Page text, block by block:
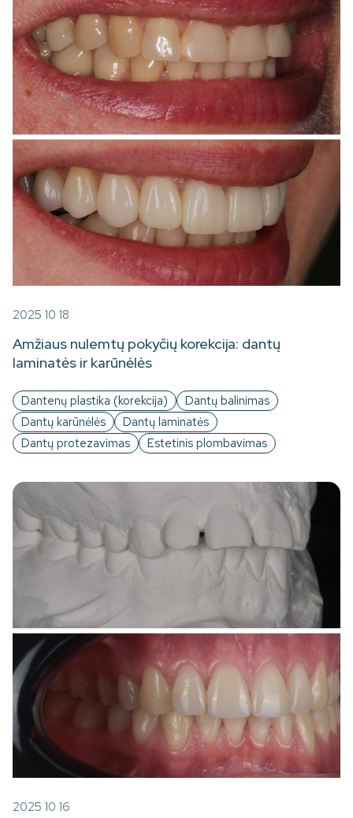
2025 10 18
Amžiaus nulemtų pokyčių korekcija: dantų
laminatės ir karūnėlės
Dantenų plastika (korekcija)
Dantų balinimas
Dantų karūnėlės
Dantų laminatės
Dantų protezavimas
Estetinis plombavimas
2025 10 16